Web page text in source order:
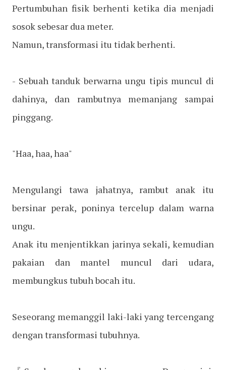
Pertumbuhan fisik berhenti ketika dia menjadi
sosok sebesar dua meter.
Namun, transformasi itu tidak berhenti.
- Sebuah tanduk berwarna ungu tipis muncul di
dahinya, dan rambutnya memanjang sampai
pinggang.
"Haa, haa, haa"
Mengulangi tawa jahatnya, rambut anak itu
bersinar perak, poninya tercelup dalam warna
ungu.
Anak itu menjentikkan jarinya sekali, kemudian
pakaian dan mantel muncul dari udara,
membungkus tubuh bocah itu.
Seseorang memanggil laki-laki yang tercengang
dengan transformasi tubuhnya.